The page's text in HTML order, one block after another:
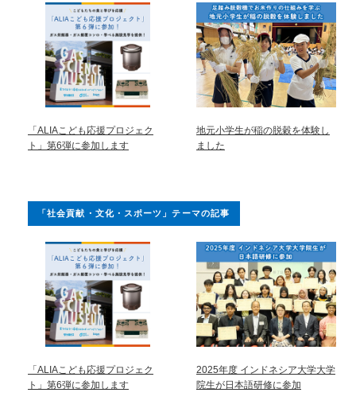
「ALIAこども応援プロジェク
ト」第6弾に参加します
地元小学生が稲の脱穀を体験し
ました
「社会貢献・文化・スポーツ」テーマの記事
「ALIAこども応援プロジェク
ト」第6弾に参加します
2025年度 インドネシア大学大学
院生が日本語研修に参加